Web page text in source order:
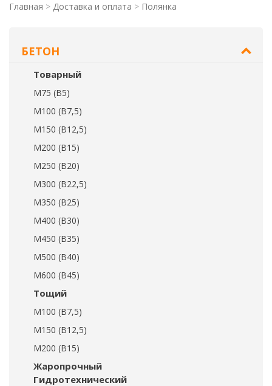
Главная Доставка и оплата Полянка
БЕТОН
Товарный
М75 (В5)
М100 (В7,5)
М150 (В12,5)
М200 (В15)
М250 (В20)
М300 (В22,5)
М350 (В25)
М400 (В30)
М450 (В35)
М500 (В40)
М600 (В45)
Тощий
М100 (В7,5)
М150 (В12,5)
М200 (В15)
Жаропрочный
Гидротехнический